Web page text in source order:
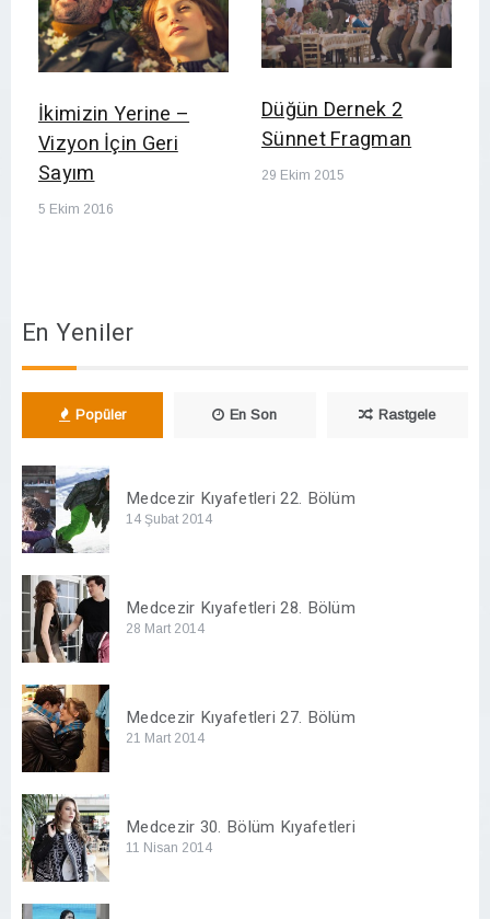
İkimizin Yerine –
Vizyon İçin Geri
Sayım
5 Ekim 2016
Düğün Dernek 2
Sünnet Fragman
29 Ekim 2015
En Yeniler
Popüler En Son Rastgele
Medcezir Kıyafetleri 22. Bölüm
14 Şubat 2014
Medcezir Kıyafetleri 28. Bölüm
28 Mart 2014
Medcezir Kıyafetleri 27. Bölüm
21 Mart 2014
Medcezir 30. Bölüm Kıyafetleri
11 Nisan 2014